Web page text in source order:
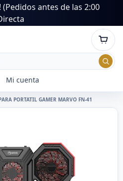
(Pedidos antes de las 2:00
Mi cuenta
PORTATIL GAMER MARVO FN-41